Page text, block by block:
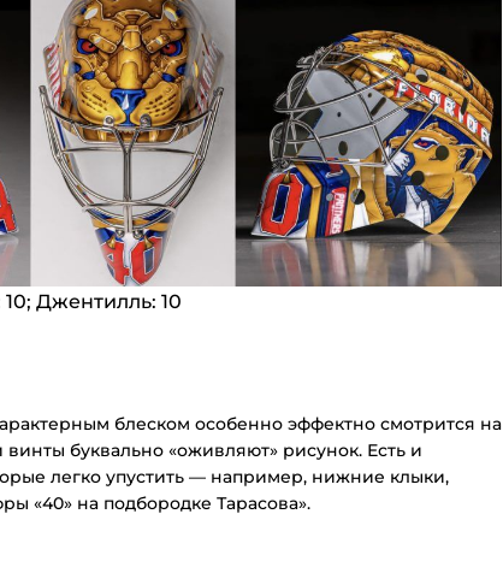
Джентилль: 10
блеском особенно эффектно смотрится на
винты буквально «оживляют» рисунок. Есть и
легко упустить — например, нижние клыки,
«40» на подбородке Тарасова».